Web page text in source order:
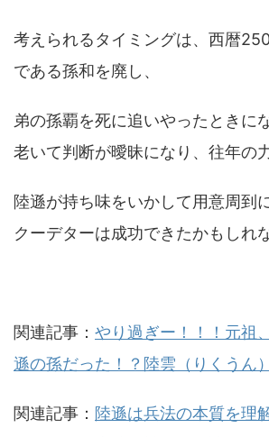
考えられるタイミングは、西暦
である孫和を廃し、
弟の孫覇を死に追いやったときに
老いて判断が曖昧になり、往年の
陸遜が持ち味をいかして用意周到
クーデターは成功できたかもしれ
関連記事： やり過ぎー！！！元祖
遜の孫だった！？陸雲（りくうん
関連記事： 陸遜は兵法の本質を理